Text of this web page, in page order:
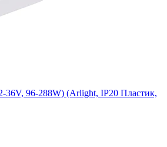
36V, 96-288W) (Arlight, IP20 Пластик,